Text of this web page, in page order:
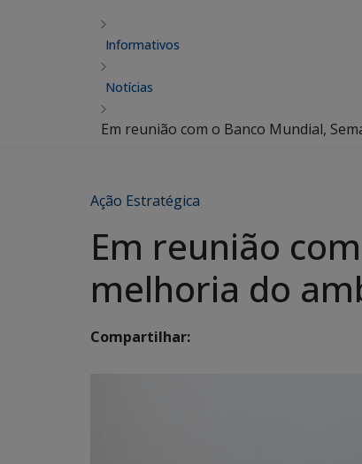
Informativos
Notícias
Em reunião com o Banco Mundial,
Ação Estratégica
Em reunião
melhoria do
Compartilhar: